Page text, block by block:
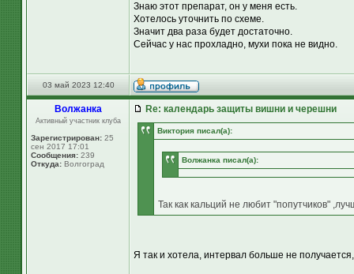
Знаю этот препарат, он у меня есть.
Хотелось уточнить по схеме.
Значит два раза будет достаточно.
Сейчас у нас прохладно, мухи пока не видно.
03 май 2023 12:40
Волжанка
Активный участник клуба
Зарегистрирован: 25
сен 2017 17:01
Сообщения: 239
Откуда: Волгоград
Re: календарь защиты вишни и черешни
Виктория писал(а):
Волжанка писал(а):
Так как кальций не любит "попутчиков"
Я так и хотела, интервал больше не